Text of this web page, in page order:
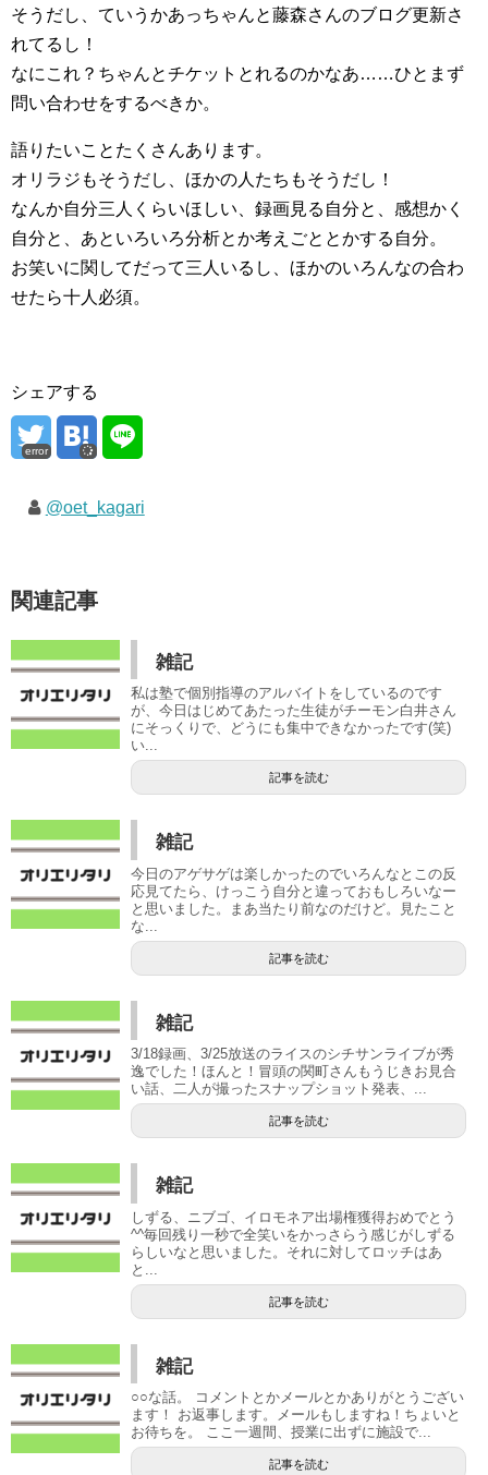
そうだし、ていうかあっちゃんと藤森さんのブログ更新さ
れてるし！
なにこれ？ちゃんとチケットとれるのかなあ……ひとまず
問い合わせをするべきか。
語りたいことたくさんあります。
オリラジもそうだし、ほかの人たちもそうだし！
なんか自分三人くらいほしい、録画見る自分と、感想かく
自分と、あといろいろ分析とか考えごととかする自分。
お笑いに関してだって三人いるし、ほかのいろんなの合わ
せたら十人必須。
シェアする
error
@oet_kagari
関連記事
雑記
私は塾で個別指導のアルバイトをしているのです
が、今日はじめてあたった生徒がチーモン白井さん
にそっくりで、どうにも集中できなかったです(笑)
い...
記事を読む
雑記
今日のアゲサゲは楽しかったのでいろんなとこの反
応見てたら、けっこう自分と違っておもしろいなー
と思いました。まあ当たり前なのだけど。見たこと
な...
記事を読む
雑記
3/18録画、3/25放送のライスのシチサンライブが秀
逸でした！ほんと！冒頭の関町さんもうじきお見合
い話、二人が撮ったスナップショット発表、...
記事を読む
雑記
しずる、ニブゴ、イロモネア出場権獲得おめでとう
^^毎回残り一秒で全笑いをかっさらう感じがしずる
らしいなと思いました。それに対してロッチはあ
と...
記事を読む
雑記
○○な話。 コメントとかメールとかありがとうござい
ます！ お返事します。メールもしますね！ちょいと
お待ちを。 ここ一週間、授業に出ずに施設で...
記事を読む